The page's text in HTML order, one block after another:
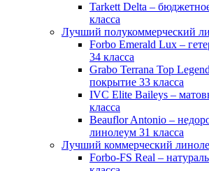
Tarkett Delta –
класса
Лучший полукоммерческий
Forbo Emerald Lux –
34 класса
Grabo Terrana Top
покрытие 33 класса
IVC Elite Baileys –
класса
Beauflor Antonio –
линолеум 31 класса
Лучший коммерческий
Forbo-FS Real –